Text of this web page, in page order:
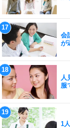
会
が
人
服
1